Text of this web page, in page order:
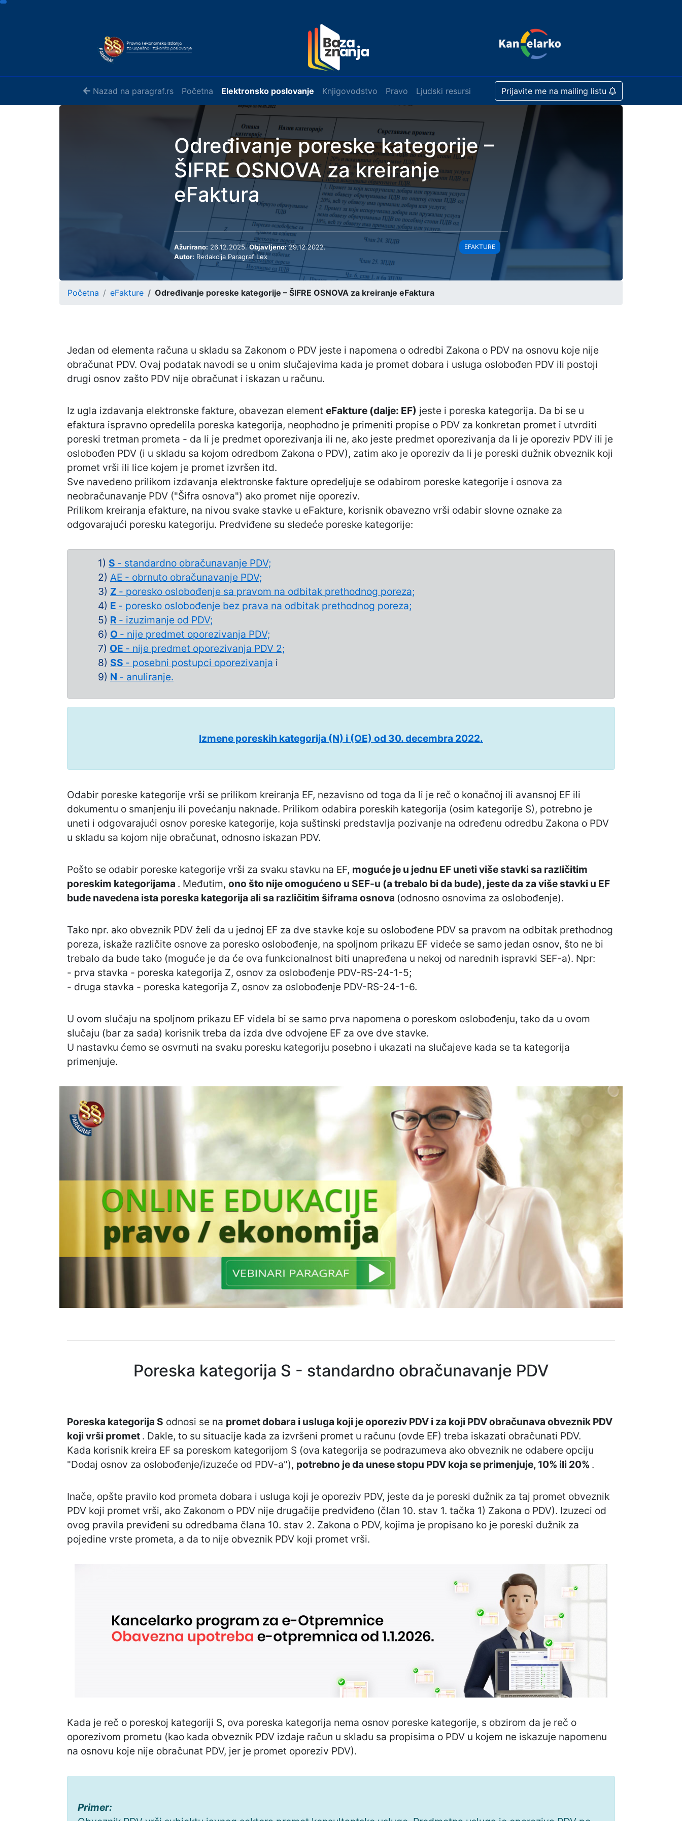
Nazad na paragraf.rs Početna Elektronsko poslovanje Knjigovodstvo Pravo Ljudski resursi Prijavite me na mailing listu
Određivanje poreske kategorije –
ŠIFRE OSNOVA za kreiranje
eFaktura
EFAKTURE
Ažurirano: 26.12.2025.Objavljeno:29.12.2022.
Autor: Redakcija Paragraf Lex
Početna eFakture Određivanje poreske kategorije – ŠIFRE OSNOVA za kreiranje eFaktura
Jedan od elementa računa u skladu sa Zakonom o PDV jeste i napomena o odredbi Zakona o PDV na osnovu koje nije
obračunat PDV. Ovaj podatak navodi se u onim slučajevima kada je promet dobara i usluga oslobođen PDV ili postoji
drugi osnov zašto PDV nije obračunat i iskazan u računu.
Iz ugla izdavanja elektronske fakture, obavezan element eFakture (dalje: EF) jeste i poreska kategorija. Da bi se u
efaktura ispravno opredelila poreska kategorija, neophodno je primeniti propise o PDV za konkretan promet i utvrditi
poreski tretman prometa - da li je predmet oporezivanja ili ne, ako jeste predmet oporezivanja da li je oporeziv PDV ili je
oslobođen PDV (i u skladu sa kojom odredbom Zakona o PDV), zatim ako je oporeziv da li je poreski dužnik obveznik koji
promet vrši ili lice kojem je promet izvršen itd.
Sve navedeno prilikom izdavanja elektronske fakture opredeljuje se odabirom poreske kategorije i osnova za
neobračunavanje PDV ("Šifra osnova") ako promet nije oporeziv.
Prilikom kreiranja efakture, na nivou svake stavke u eFakture, korisnik obavezno vrši odabir slovne oznake za
odgovarajući poresku kategoriju. Predviđene su sledeće poreske kategorije:
1) S - standardno obračunavanje PDV;
2) AE - obrnuto obračunavanje PDV;
3) Z - poresko oslobođenje sa pravom na odbitak prethodnog poreza;
4) E - poresko oslobođenje bez prava na odbitak prethodnog poreza;
5) R - izuzimanje od PDV;
6) O - nije predmet oporezivanja PDV;
7) OE - nije predmet oporezivanja PDV 2;
8) SS - posebni postupci oporezivanja i
9) N - anuliranje.
Izmene poreskih kategorija (N) i (OE) od 30. decembra 2022.
Odabir poreske kategorije vrši se prilikom kreiranja EF, nezavisno od toga da li je reč o konačnoj ili avansnoj EF ili
dokumentu o smanjenju ili povećanju naknade. Prilikom odabira poreskih kategorija (osim kategorije S), potrebno je
uneti i odgovarajući osnov poreske kategorije, koja suštinski predstavlja pozivanje na određenu odredbu Zakona o PDV
u skladu sa kojom nije obračunat, odnosno iskazan PDV.
Pošto se odabir poreske kategorije vrši za svaku stavku na EF, moguće je u jednu EF uneti više stavki sa različitim
poreskim kategorijama . Međutim, ono što nije omogućeno u SEF-u (a trebalo bi da bude), jeste da za više stavki u EF
bude navedena ista poreska kategorija ali sa različitim šiframa osnova (odnosno osnovima za oslobođenje).
Tako npr. ako obveznik PDV želi da u jednoj EF za dve stavke koje su oslobođene PDV sa pravom na odbitak prethodnog
poreza, iskaže različite osnove za poresko oslobođenje, na spoljnom prikazu EF videće se samo jedan osnov, što ne bi
trebalo da bude tako (moguće je da će ova funkcionalnost biti unapređena u nekoj od narednih ispravki SEF-a). Npr:
- prva stavka - poreska kategorija Z, osnov za oslobođenje PDV-RS-24-1-5;
- druga stavka - poreska kategorija Z, osnov za oslobođenje PDV-RS-24-1-6.
U ovom slučaju na spoljnom prikazu EF videla bi se samo prva napomena o poreskom oslobođenju, tako da u ovom
slučaju (bar za sada) korisnik treba da izda dve odvojene EF za ove dve stavke.
U nastavku ćemo se osvrnuti na svaku poresku kategoriju posebno i ukazati na slučajeve kada se ta kategorija
primenjuje.
Poreska kategorija S - standardno obračunavanje PDV
Poreska kategorija S odnosi se na promet dobara i usluga koji je oporeziv PDV i za koji PDV obračunava obveznik PDV
koji vrši promet . Dakle, to su situacije kada za izvršeni promet u računu (ovde EF) treba iskazati obračunati PDV.
Kada korisnik kreira EF sa poreskom kategorijom S (ova kategorija se podrazumeva ako obveznik ne odabere opciju
"Dodaj osnov za oslobođenje/izuzeće od PDV-a"), potrebno je da unese stopu PDV koja se primenjuje, 10% ili 20% .
Inače, opšte pravilo kod prometa dobara i usluga koji je oporeziv PDV, jeste da je poreski dužnik za taj promet obveznik
PDV koji promet vrši, ako Zakonom o PDV nije drugačije predviđeno (član 10. stav 1. tačka 1) Zakona o PDV). Izuzeci od
ovog pravila previđeni su odredbama člana 10. stav 2. Zakona o PDV, kojima je propisano ko je poreski dužnik za
pojedine vrste prometa, a da to nije obveznik PDV koji promet vrši.
Kada je reč o poreskoj kategoriji S, ova poreska kategorija nema osnov poreske kategorije, s obzirom da je reč o
oporezivom prometu (kao kada obveznik PDV izdaje račun u skladu sa propisima o PDV u kojem ne iskazuje napomenu
na osnovu koje nije obračunat PDV, jer je promet oporeziv PDV).
Primer: